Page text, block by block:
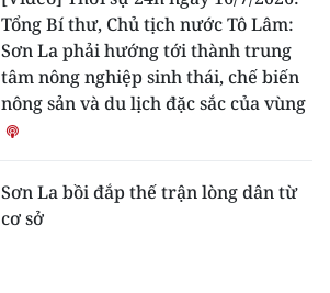
Tổng Bí thư, Chủ tịch nước Tô Lâm:
Sơn La phải hướng tới thành trung
tâm nông nghiệp sinh thái, chế biến
nông sản và du lịch đặc sắc của vùng
Sơn La bồi đắp thế trận lòng dân từ
cơ sở